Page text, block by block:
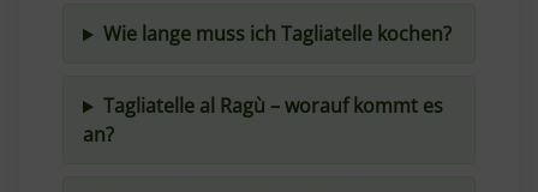
Wie lange muss ich Tagliatelle kochen?
Tagliatelle al Ragù – worauf kommt es
an?